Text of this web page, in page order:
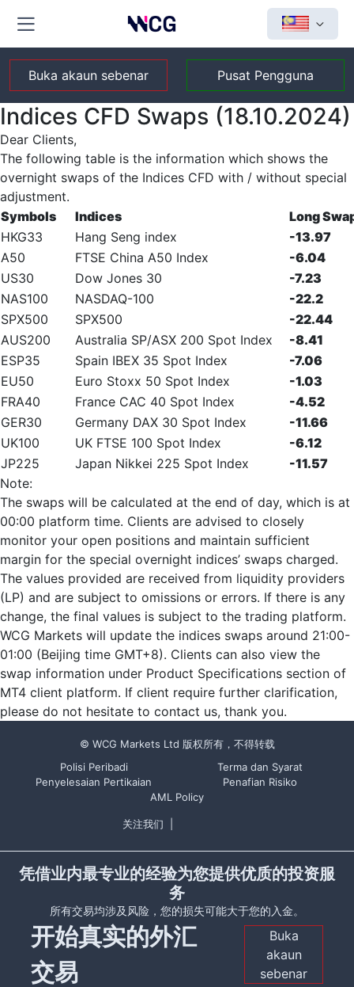
Buka akaun sebenar Pusat Pengguna
Indices CFD Swaps (18.10.2024)
Dear Clients,
The following table is the information which shows the
overnight swaps of the Indices CFD with / without special
adjustment.
Symbols
Indices
Long
HKG33
Hang Seng index
-13.97
A50
FTSE China A50 Index
-6.04
US30
Dow Jones 30
-7.23
NAS100
NASDAQ-100
-22.2
SPX500
SPX500
-22.44
AUS200
Australia SP/ASX 200 Spot Index
-8.41
ESP35
Spain IBEX 35 Spot Index
-7.06
EU50
Euro Stoxx 50 Spot Index
-1.03
FRA40
France CAC 40 Spot Index
-4.52
GER30
Germany DAX 30 Spot Index
-11.66
UK100
UK FTSE 100 Spot Index
-6.12
JP225
Japan Nikkei 225 Spot Index
-11.57
Note:
The swaps will be calculated at the end of day, which is at
00:00 platform time. Clients are advised to closely
monitor your open positions and maintain sufficient
margin for the special overnight indices’ swaps charged.
The values provided are received from liquidity providers
(LP) and are subject to omissions or errors. If there is any
change, the final values is subject to the trading platform.
WCG Markets will update the indices swaps around 21:00-
01:00 (Beijing time GMT+8). Clients can also view the
swap information under Product Specifications section of
MT4 client platform. If client require further clarification,
please do not hesitate to contact us, thank you.
© WCG Markets Ltd 版权所有，不得转载
Polisi Peribadi
Terma dan Syarat
Penyelesaian Pertikaian
Penafian Risiko
AML Policy
关注我们
凭借业内最专业的经验为您提供优质的投资服
务
所有交易均涉及风险，您的损失可能大于您的入金。
开始真实的外汇
交易
Buka
akaun
sebenar